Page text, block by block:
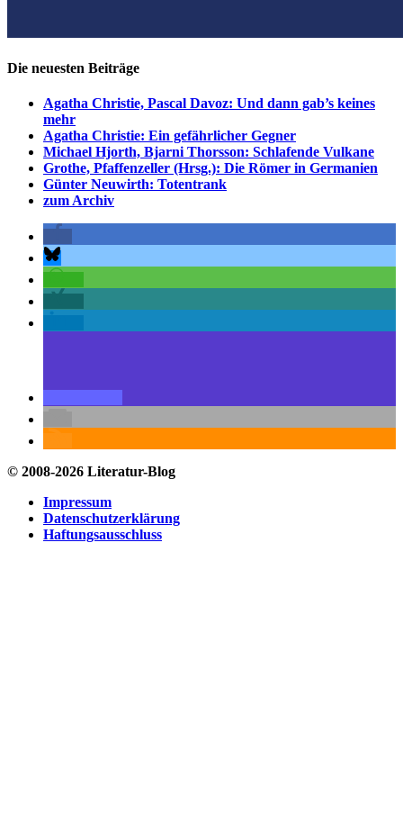
Die neuesten Beiträge
Agatha Christie, Pascal Davoz: Und dann gab’s keines
mehr
Agatha Christie: Ein gefährlicher Gegner
Michael Hjorth, Bjarni Thorsson: Schlafende Vulkane
Grothe, Pfaffenzeller (Hrsg.): Die Römer in Germanien
Günter Neuwirth: Totentrank
zum Archiv
© 2008-2026 Literatur-Blog
Impressum
Datenschutzerklärung
Haftungsausschluss